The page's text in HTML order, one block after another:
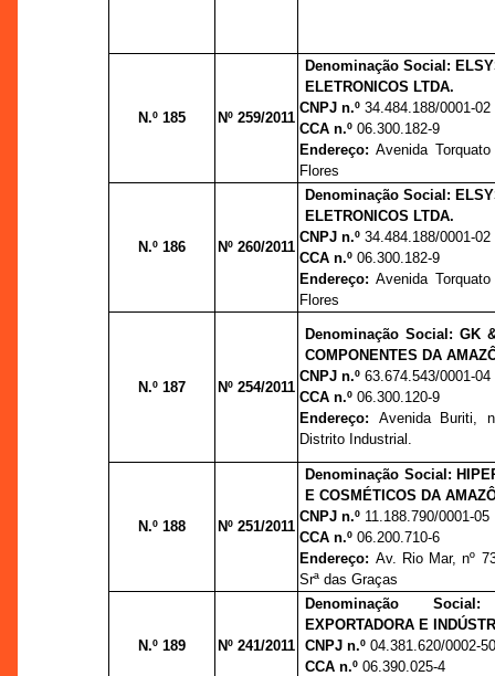
N.º 185 Nº 259/2011
Denominação Social:
ELETRONICOS LTDA.
CNPJ n.º34.484.188/0001-02
CCA n.º 06.300.182-9
Endereço:Avenida
Flores
N.º 186 Nº 260/2011
Denominação Social:
ELETRONICOS LTDA.
CNPJ n.º34.484.188/0001-02
CCA n.º 06.300.182-9
Endereço:Avenida
Flores
N.º 187 Nº 254/2011
Denominação Social: GK
COMPONENTES DA
CNPJ n.º63.674.543/0001-04
CCA n.º 06.300.120-9
Endereço: Avenida Buriti,
Distrito Industrial.
N.º 188 Nº 251/2011
Denominação Social:
E COSMÉTICOS DA
CNPJ n.º 11.188.790/0001-05
CCA n.º 06.200.710-6
Endereço: Av. Rio Mar, nº
Srª das Graças
N.º 189 Nº 241/2011
Denominação Social:
EXPORTADORA E
CNPJ n.º 04.381.620/0002-50
CCA n.º 06.390.025-4